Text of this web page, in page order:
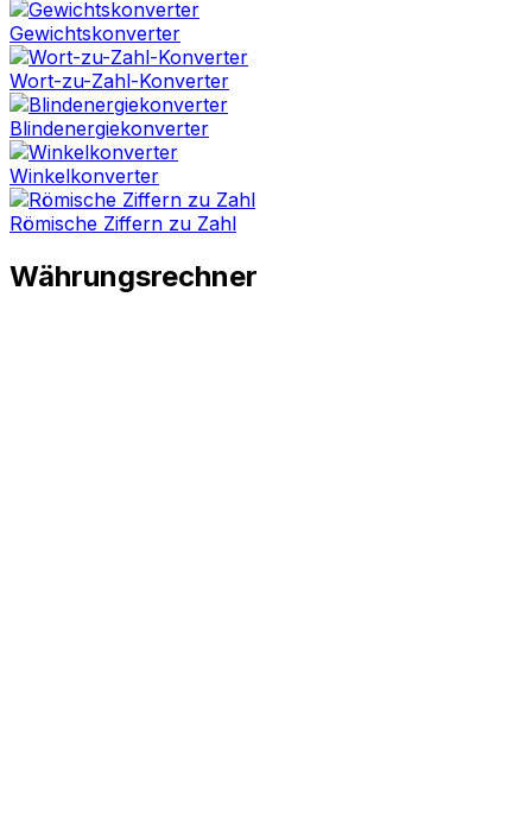
Gewichtskonverter
Wort-zu-Zahl-Konverter
Blindenergiekonverter
Winkelkonverter
Römische Ziffern zu Zahl
Währungsrechner